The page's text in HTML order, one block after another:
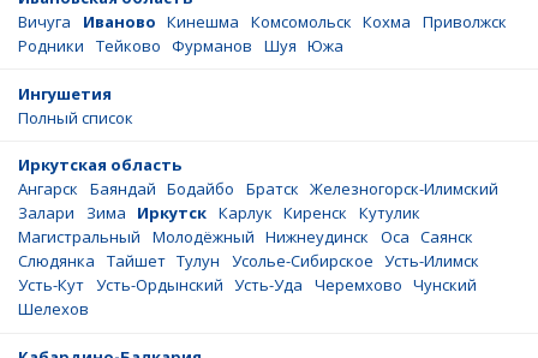
Вичуга
Иваново Кинешма Комсомольск Кохма
Приволжск
Родники
Тейково Фурманов Шуя Южа
Ингушетия
Полный список
Иркутская область
Ангарск
Баяндай Бодайбо Братск Железногорск-Илимский
Залари
Зима Иркутск Карлук Киренск
Кутулик
Магистральный
Молодёжный Нижнеудинск Оса Саянск
Слюдянка
Тайшет Тулун Усолье-Сибирское Усть-Илимск
Усть-Кут Усть-Ордынский Усть-Уда Черемхово Чунский
Шелехов